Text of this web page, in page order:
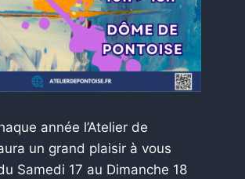
année l’Atelier de
un grand plaisir à vous
Samedi 17 au Dimanche 18